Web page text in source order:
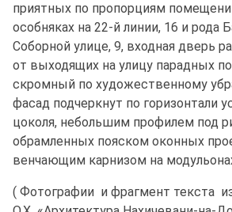
приятных по пропорциям
особняках на 22-й линии, 16 и рода
Соборной улице, 9, входная дверь
от выходящих на улицу парадных
скромный по художественному
фасад подчеркнут по горизонтали
цоколя, небольшим профилем под
обрамленных пояском оконных
венчающим карнизом на
( Фотографии и фрагмент текста